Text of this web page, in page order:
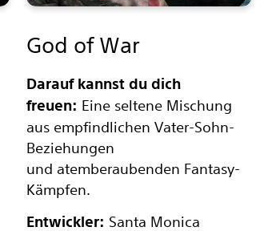
God of War
Darauf kannst du dich
freuen: Eine seltene Mischung
aus empfindlichen Vater-Sohn-
Beziehungen
und atemberaubenden Fantasy-
Kämpfen.
Entwickler: Santa Monica